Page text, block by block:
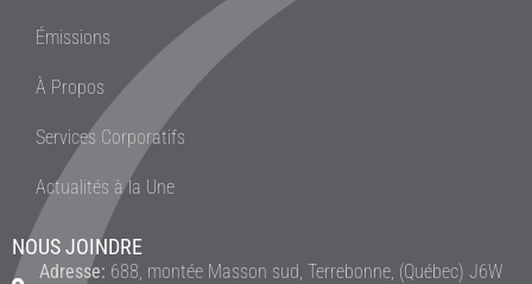
Émissions
À Propos
Services Corporatifs
Actualités à la Une
NOUS JOINDRE
Adresse: 688, montée Masson sud, Terrebonne, (Québec) J6W